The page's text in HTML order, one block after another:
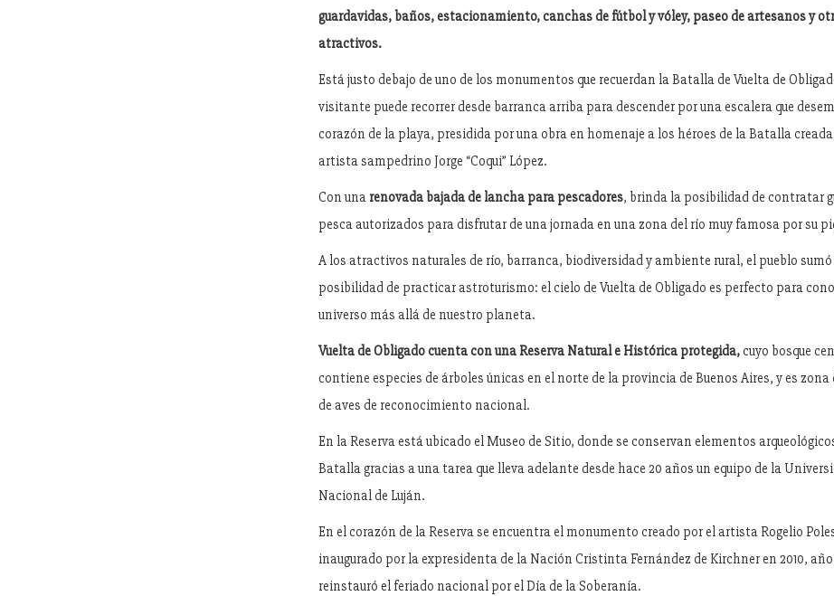
guardavidas, baños, estacionamiento, canchas de fútbol y vóley, paseo de artesanos y
atractivos.
Está justo debajo de uno de los monumentos que recuerdan la Batalla de Vuelta de
visitante puede recorrer desde barranca arriba para descender por una escalera que
corazón de la playa, presidida por una obra en homenaje a los héroes de la Batalla
artista sampedrino Jorge “Coqui” López.
Con una renovada bajada de lancha para pescadores, brinda la posibilidad de contratar
pesca autorizados para disfrutar de una jornada en una zona del río muy famosa por su
A los atractivos naturales de río, barranca, biodiversidad y ambiente rural, el pueblo
posibilidad de practicar astroturismo: el cielo de Vuelta de Obligado es perfecto para
universo más allá de nuestro planeta.
Vuelta de Obligado cuenta con una Reserva Natural e Histórica protegida,cuyo bosque
contiene especies de árboles únicas en el norte de la provincia de Buenos Aires, y es zona
de aves de reconocimiento nacional.
En la Reserva está ubicado el Museo de Sitio, donde se conservan elementos
Batalla gracias a una tarea que lleva adelante desde hace 20 años un equipo de la
Nacional de Luján.
En el corazón de la Reserva se encuentra el monumento creado por el artista Rogelio
inaugurado por la expresidenta de la Nación Cristinta Fernández de Kirchner en 2010, año
reinstauró el feriado nacional por el Día de la Soberanía.